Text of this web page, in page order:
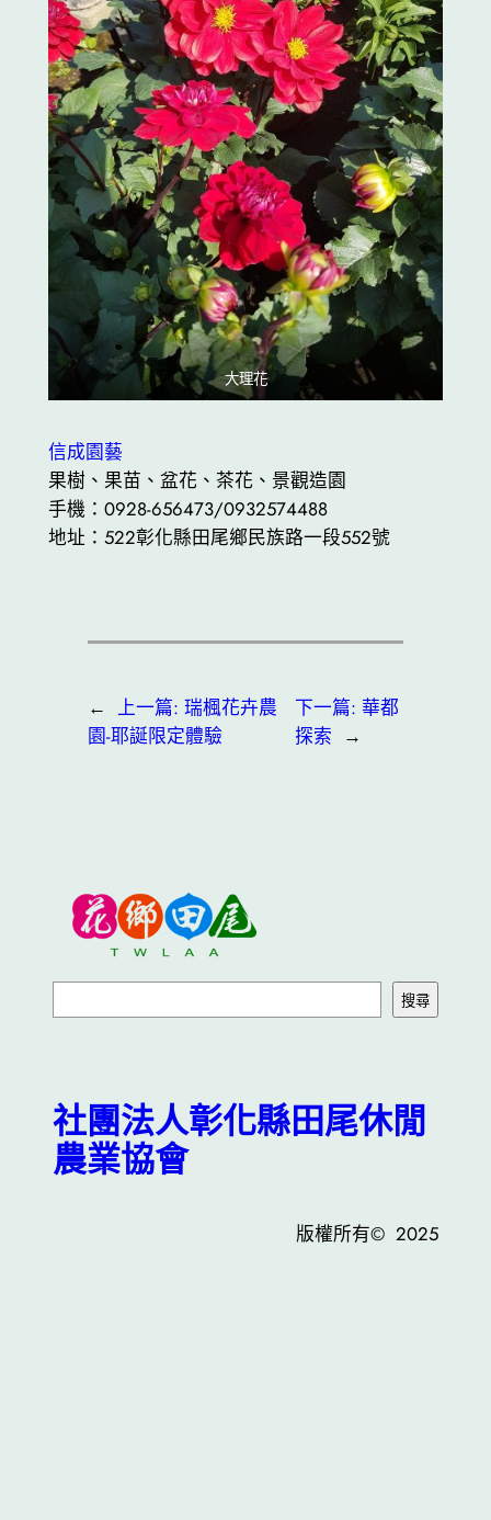
大理花
信成園藝
果樹、果苗、盆花、茶花、景觀造園
手機：0928-656473/0932574488
地址：522彰化縣田尾鄉民族路一段552號
← 上一篇: 瑞楓花卉農
園-耶誕限定體驗
下一篇: 華都
探索 →
尋
搜尋
社團法人彰化縣田尾休閒
農業協會
版權所有© 2025